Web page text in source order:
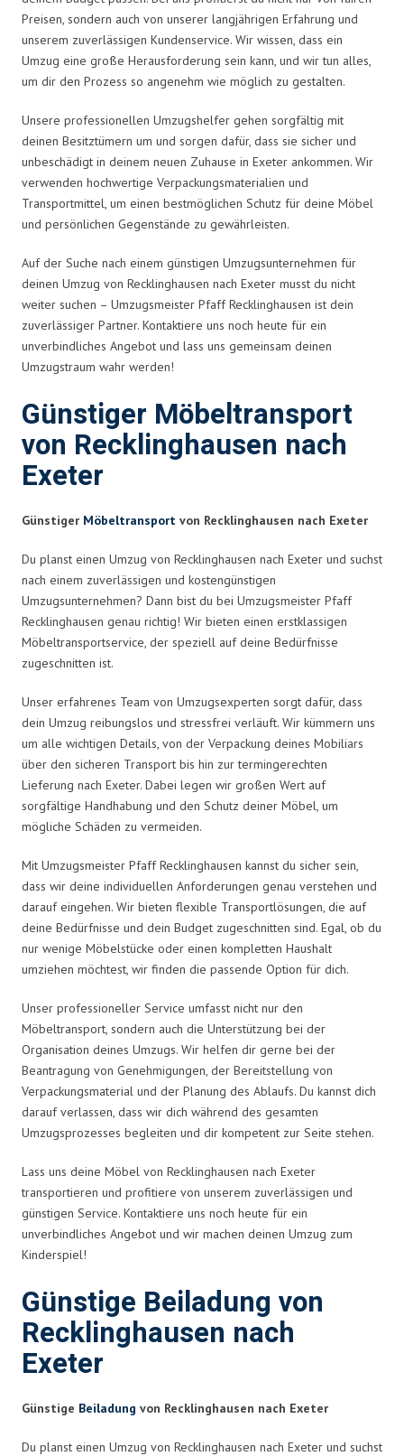
Preisen, sondern auch von unserer langjährigen Erfahrung und
unserem zuverlässigen Kundenservice. Wir wissen, dass ein
Umzug eine große Herausforderung sein kann, und wir tun alles,
um dir den Prozess so angenehm wie möglich zu gestalten.
Unsere professionellen Umzugshelfer gehen sorgfältig mit
deinen Besitztümern um und sorgen dafür, dass sie sicher und
unbeschädigt in deinem neuen Zuhause in Exeter ankommen. Wir
verwenden hochwertige Verpackungsmaterialien und
Transportmittel, um einen bestmöglichen Schutz für deine Möbel
und persönlichen Gegenstände zu gewährleisten.
Auf der Suche nach einem günstigen Umzugsunternehmen für
deinen Umzug von Recklinghausen nach Exeter musst du nicht
weiter suchen – Umzugsmeister Pfaff Recklinghausen ist dein
zuverlässiger Partner. Kontaktiere uns noch heute für ein
unverbindliches Angebot und lass uns gemeinsam deinen
Umzugstraum wahr werden!
Günstiger Möbeltransport
von Recklinghausen nach
Exeter
Günstiger Möbeltransport von Recklinghausen nach Exeter
Du planst einen Umzug von Recklinghausen nach Exeter und suchst
nach einem zuverlässigen und kostengünstigen
Umzugsunternehmen? Dann bist du bei Umzugsmeister Pfaff
Recklinghausen genau richtig! Wir bieten einen erstklassigen
Möbeltransportservice, der speziell auf deine Bedürfnisse
zugeschnitten ist.
Unser erfahrenes Team von Umzugsexperten sorgt dafür, dass
dein Umzug reibungslos und stressfrei verläuft. Wir kümmern uns
um alle wichtigen Details, von der Verpackung deines Mobiliars
über den sicheren Transport bis hin zur termingerechten
Lieferung nach Exeter. Dabei legen wir großen Wert auf
sorgfältige Handhabung und den Schutz deiner Möbel, um
mögliche Schäden zu vermeiden.
Mit Umzugsmeister Pfaff Recklinghausen kannst du sicher sein,
dass wir deine individuellen Anforderungen genau verstehen und
darauf eingehen. Wir bieten flexible Transportlösungen, die auf
deine Bedürfnisse und dein Budget zugeschnitten sind. Egal, ob du
nur wenige Möbelstücke oder einen kompletten Haushalt
umziehen möchtest, wir finden die passende Option für dich.
Unser professioneller Service umfasst nicht nur den
Möbeltransport, sondern auch die Unterstützung bei der
Organisation deines Umzugs. Wir helfen dir gerne bei der
Beantragung von Genehmigungen, der Bereitstellung von
Verpackungsmaterial und der Planung des Ablaufs. Du kannst dich
darauf verlassen, dass wir dich während des gesamten
Umzugsprozesses begleiten und dir kompetent zur Seite stehen.
Lass uns deine Möbel von Recklinghausen nach Exeter
transportieren und profitiere von unserem zuverlässigen und
günstigen Service. Kontaktiere uns noch heute für ein
unverbindliches Angebot und wir machen deinen Umzug zum
Kinderspiel!
Günstige Beiladung von
Recklinghausen nach
Exeter
Günstige Beiladung von Recklinghausen nach Exeter
Du planst einen Umzug von Recklinghausen nach Exeter und suchst